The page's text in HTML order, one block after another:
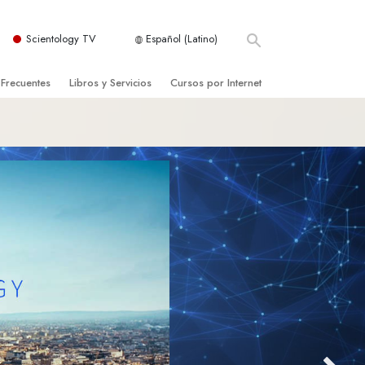
Scientology TV Español (Latino)
Iglesia
Libros y Servicios
Introductorias
Cursos por Internet
Las Dinámicas de la Existencia
Los Componentes de la Comprensión
Soluciones para un Entorno Peligroso
Ayudas para Enfermedades y Lesiones
La Integridad y la Honestidad
El Matrimonio
La Escala Tonal Emocional